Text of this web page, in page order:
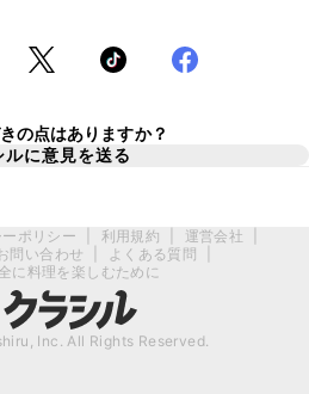
の点はありますか？
ルに意見を送る
ポリシー 利用規約 運営会社
問い合わせ
よくある質問
に料理を楽しむために
Inc. All Rights Reserved.